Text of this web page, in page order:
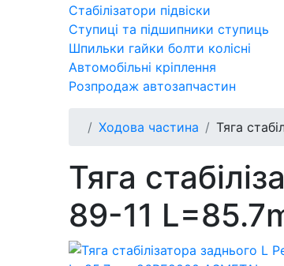
Стабілізатори підвіски
Ступиці та підшипники ступиць
Шпильки гайки болти колісні
Автомобільні кріплення
Розпродаж автозапчастин
Ходова частина Тяга
Тяга
89-11